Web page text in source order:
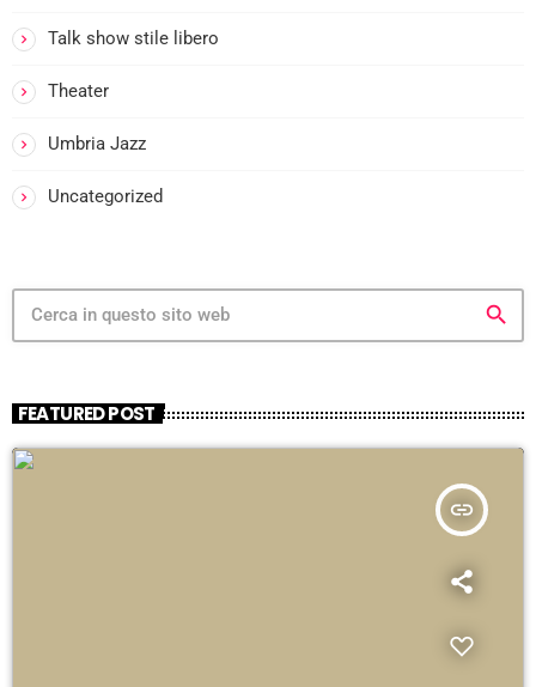
Talk show stile libero
Theater
Umbria Jazz
Uncategorized
search
FEATURED POST
insert_link